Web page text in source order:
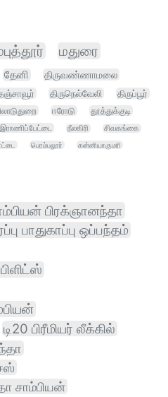
மதுரை
தேனி திருவண்ணாமலை
திருநெல்வேலி
திருப்பூர்
ஈரோடு
தூத்துக்குடி
இராணிப்பேட்டை நீலகிரி
சிவகங்கை
பெரம்பலூர்
கன்னியாகுமரி
பிரக்ஞானந்தா
பாதுகாப்பு ஒப்பந்தம்
டி20 பிரீமியர் லீக்கில்
சாம்பியன்